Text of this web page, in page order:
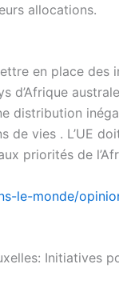
allocations.
en place des
d’Afrique
distribution
de vies . L’UE
priorités de
le-monde/
Initiatives